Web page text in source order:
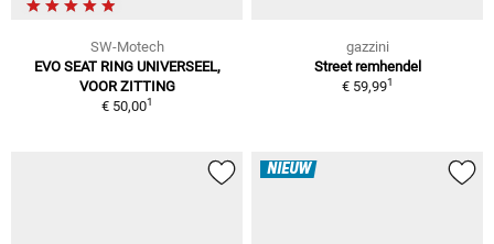
SW-Motech
EVO SEAT RING UNIVERSEEL,
VOOR ZITTING
€ 50,001
gazzini
Street remhendel
€ 59,991
NIEUW